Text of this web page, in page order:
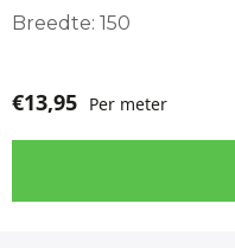
Breedte: 150
€13,95 Per meter